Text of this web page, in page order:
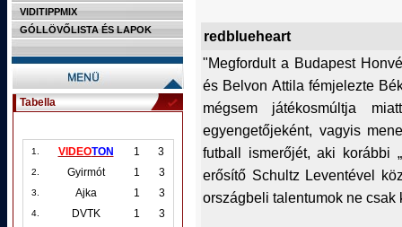
VIDITIPPMIX
GÓLLÖVŐLISTA ÉS LAPOK
Tabella
1. VIDEOTON 1 3
2. Gyirmót 1 3
3. Ajka 1 3
4. DVTK 1 3
redblueheart
"Megfordult a Budapest
és Belvon Attila fémjelezte
mégsem játékosmúltja
egyengetőjeként, vagyis
futball ismerőjét, aki korábbi
erősítő Schultz Leventével
országbeli talentumok ne